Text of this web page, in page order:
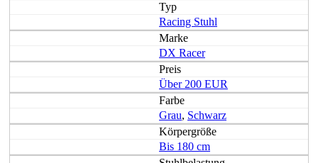
Typ
Racing Stuhl
Marke
DX Racer
Preis
Über 200 EUR
Farbe
Grau, Schwarz
Körpergröße
Bis 180 cm